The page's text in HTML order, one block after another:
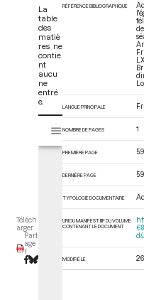
Téléch
arger
Part
age
r
La
table
des
matiè
res ne
contie
nt
aucu
ne
entré
e.
s
r
Tome LXXVII - Du
RÉFÉRENCE BIBLIOGRAPHIQUE
LANGUE PRINCIPALE
NOMBRE DE PAGES 1
PREMIÈRE PAGE
DERNIÈRE PAGE
TYPOLOGIE DOCUMENTAIRE
URI DU MANIFEST IIIF DU VOLUME
CONTENANT LE DOCUMENT
MODIFIÉ LE